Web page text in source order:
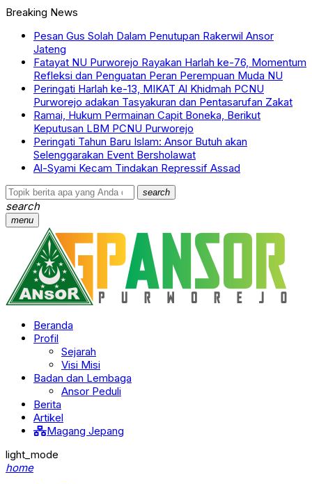
Breaking News
Pesan Gus Solah Dalam Penutupan Rakerwil Ansor
Jateng
Fatayat NU Purworejo Rayakan Harlah ke-76, Momentum
Refleksi dan Penguatan Peran Perempuan Muda NU
Peringati Harlah ke-13, MIKAT Al Khidmah PCNU
Purworejo adakan Tasyakuran dan Pentasarufan Zakat
Ramai, Hukum Permainan Capit Boneka, Berikut
Keputusan LBM PCNU Purworejo
Peringati Tahun Baru Islam: Ansor Butuh akan
Selenggarakan Event Bersholawat
Al-Syami Kecam Tindakan Repressif Assad
search
search
menu
Beranda
Profil
Sejarah
Visi Misi
Badan dan Lembaga
Ansor Peduli
Berita
Artikel
Magang Jepang
light_mode
home